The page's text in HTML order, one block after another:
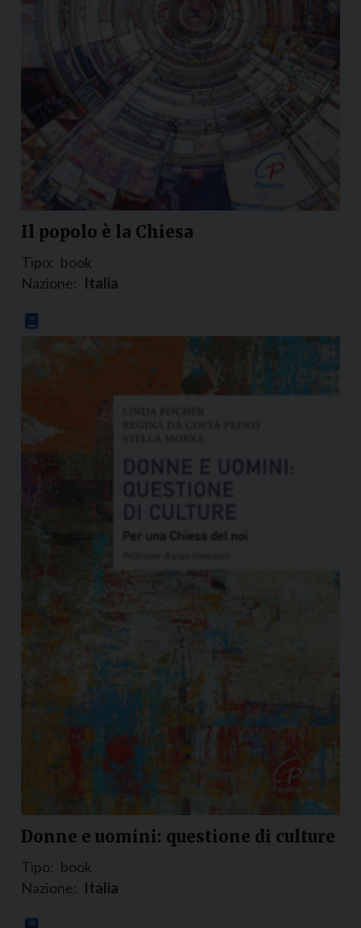
Il popolo è la Chiesa
Tipo: book
Nazione: Italia
Donne e uomini: questione di culture
Tipo: book
Nazione: Italia